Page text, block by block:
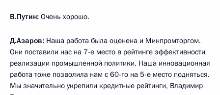
В.Путин: Очень хорошо.
Д.Азаров: Наша работа была оценена и Минпромторгом.
Они поставили нас на 7-е место в рейтинге эффективности
реализации промышленной политики. Наша инновационная
работа тоже позволила нам с 60-го на 5-е место подняться.
Мы значительно укрепили кредитные рейтинги, Владимир